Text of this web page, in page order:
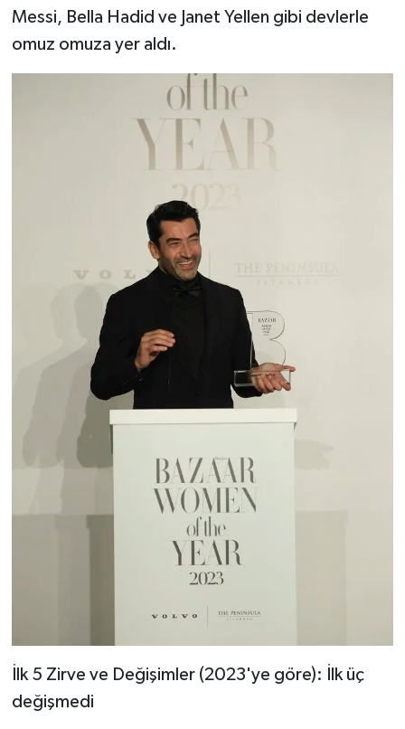
Messi, Bella Hadid ve Janet Yellen gibi devlerle
omuz omuza yer aldı.
İlk 5 Zirve ve Değişimler (2023'ye göre): İlk üç
değişmedi